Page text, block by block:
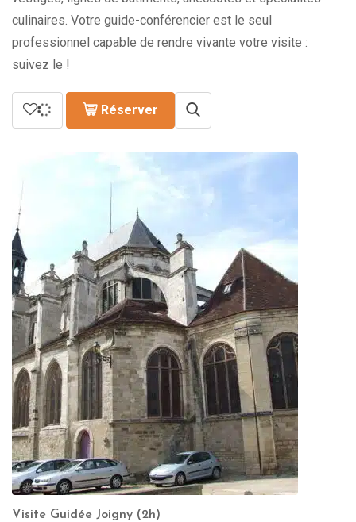
culinaires. Votre guide-conférencier est le seul
professionnel capable de rendre vivante votre visite :
suivez le !
Réserver
Visite Guidée Joigny (2h)